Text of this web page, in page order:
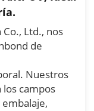
Ltd., nos
de
Nuestros
campos